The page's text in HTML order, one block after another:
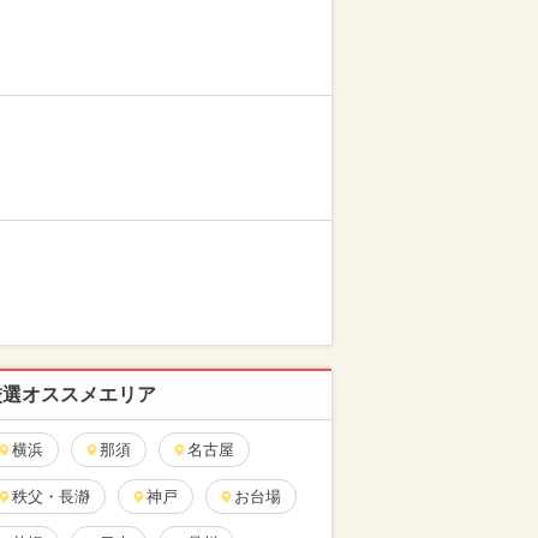
オススメエリア
横浜 那須 名古屋
秩父・長瀞 神戸 お台場